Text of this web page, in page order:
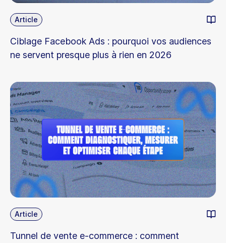
Article
Ciblage Facebook Ads : pourquoi vos audiences
ne servent presque plus à rien en 2026
Article
Tunnel de vente e-commerce : comment